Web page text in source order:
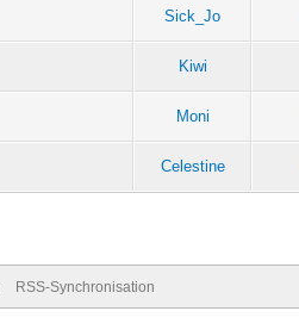
Sick_Jo
Kiwi
Moni
Celestine
RSS-Synchronisation